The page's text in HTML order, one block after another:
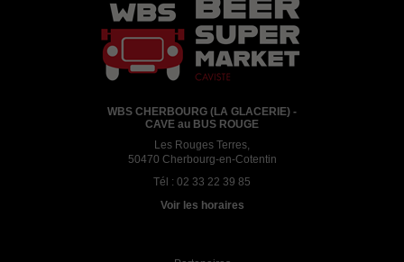
WBS CHERBOURG (LA GLACERIE) -
CAVE au BUS ROUGE
Les Rouges Terres,
50470 Cherbourg-en-Cotentin
Tél : 02 33 22 39 85
Voir les horaires